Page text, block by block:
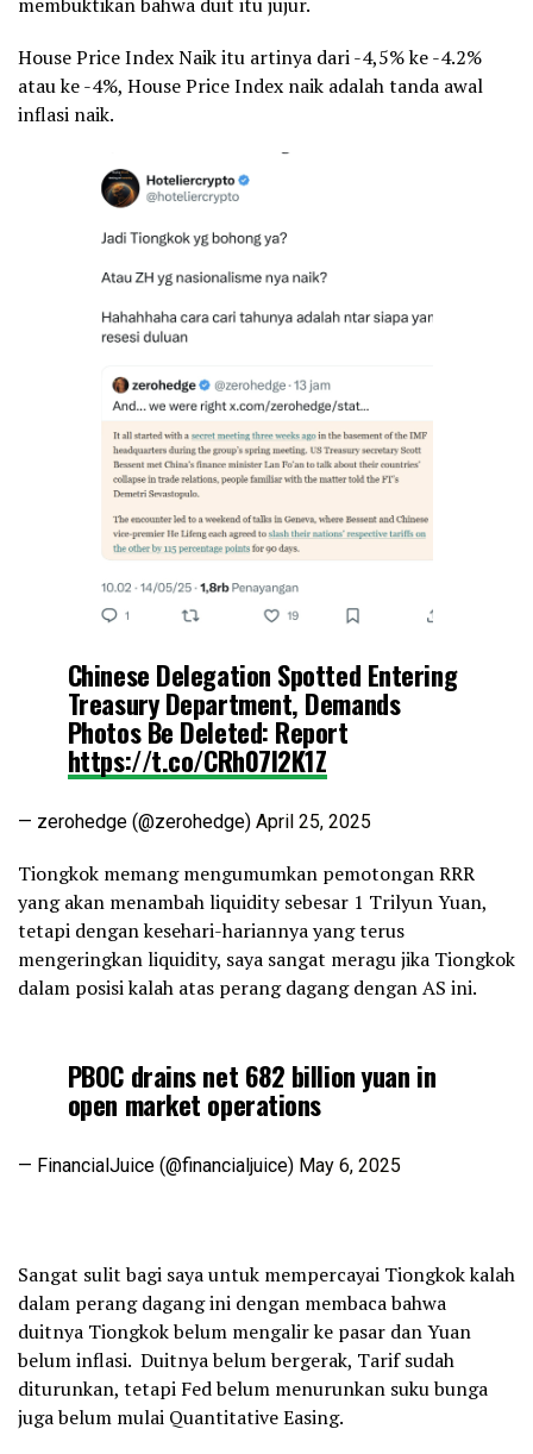
House Price Index Naik itu artinya dari -4,5% ke -4.2%
atau ke -4%, House Price Index naik adalah tanda awal
inflasi naik.
Chinese Delegation Spotted Entering
Treasury Department, Demands
Photos Be Deleted: Report
https://t.co/CRh07l2K1Z
— zerohedge (@zerohedge) April 25, 2025
Tiongkok memang mengumumkan pemotongan RRR
yang akan menambah liquidity sebesar 1 Trilyun Yuan,
tetapi dengan kesehari-hariannya yang terus
mengeringkan liquidity, saya sangat meragu jika Tiongkok
dalam posisi kalah atas perang dagang dengan AS ini.
PBOC drains net 682 billion yuan in
open market operations
— FinancialJuice (@financialjuice) May 6, 2025
Sangat sulit bagi saya untuk mempercayai Tiongkok kalah
dalam perang dagang ini dengan membaca bahwa
duitnya Tiongkok belum mengalir ke pasar dan Yuan
belum inflasi. Duitnya belum bergerak, Tarif sudah
diturunkan, tetapi Fed belum menurunkan suku bunga
juga belum mulai Quantitative Easing.